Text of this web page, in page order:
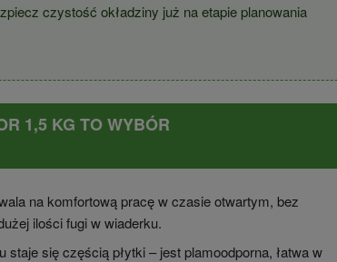
czystość okładziny już na etapie planowania
1,5 KG TO WYBÓR
na komfortową pracę w czasie otwartym, bez
ilości fugi w wiaderku.
staje się częścią płytki – jest plamoodporna, łatwa w